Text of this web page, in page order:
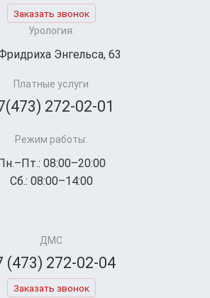
Заказать звонок
Урология:
Энгельса, 63
Платные услуги
272-02-01
Режим работы:
08:00–20:00
Сб.: 08:00–14:00
ДМС
(473) 272-02-04
Заказать звонок